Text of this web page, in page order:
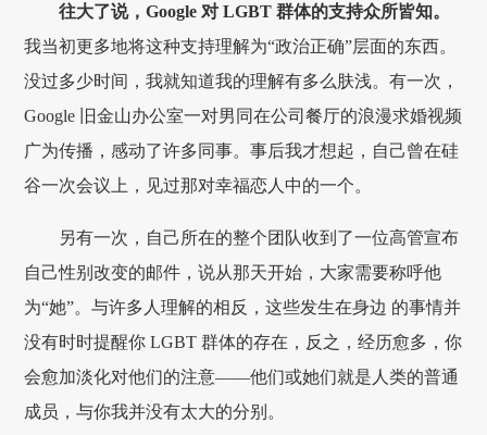
往大了说，Google 对 LGBT 群体的支持众所皆知。
我当初更多地将这种支持理解为“政治正确”层面的东西。
没过多少时间，我就知道我的理解有多么肤浅。有一次，
Google 旧金山办公室一对男同在公司餐厅的浪漫求婚视频
广为传播，感动了许多同事。事后我才想起，自己曾在硅
谷一次会议上，见过那对幸福恋人中的一个。
另有一次，自己所在的整个团队收到了一位高管宣布
自己性别改变的邮件，说从那天开始，大家需要称呼他
为“她”。与许多人理解的相反，这些发生在身边 的事情并
没有时时提醒你 LGBT 群体的存在，反之，经历愈多，你
会愈加淡化对他们的注意——他们或她们就是人类的普通
成员，与你我并没有太大的分别。